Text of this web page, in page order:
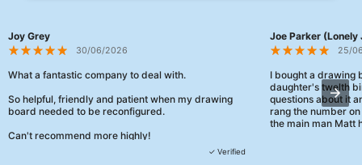
Joy Grey
30/06/2026
What a fantastic company to deal with.
So helpful, friendly and patient when my drawing
board needed to be reconfigured.
Can't recommend more highly!
✓ Verified
Joe Parker (Lonely
25/
I bought a drawing
daughter's twelth
questions about it
rang the number
the main man Matt